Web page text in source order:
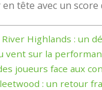
tête avec un score
River Highlands : un
vent sur la
joueurs face aux
: un retour